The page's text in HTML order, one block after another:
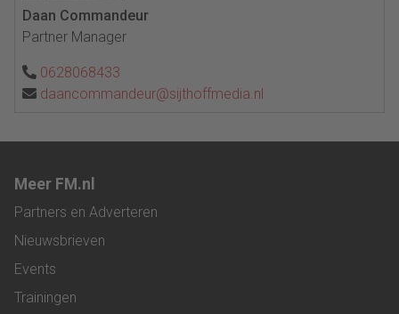
Daan Commandeur
Partner Manager
0628068433
daancommandeur@sijthoffmedia.nl
Meer FM.nl
Partners en Adverteren
Nieuwsbrieven
Events
Trainingen